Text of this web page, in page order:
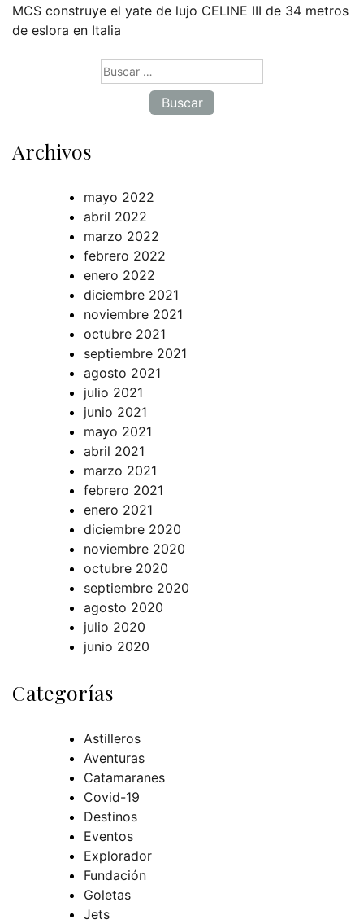
MCS construye el yate de lujo CELINE III de 34 metros
de eslora en Italia
Archivos
mayo 2022
abril 2022
marzo 2022
febrero 2022
enero 2022
diciembre 2021
noviembre 2021
octubre 2021
septiembre 2021
agosto 2021
julio 2021
junio 2021
mayo 2021
abril 2021
marzo 2021
febrero 2021
enero 2021
diciembre 2020
noviembre 2020
octubre 2020
septiembre 2020
agosto 2020
julio 2020
junio 2020
Categorías
Astilleros
Aventuras
Catamaranes
Covid-19
Destinos
Eventos
Explorador
Fundación
Goletas
Jets